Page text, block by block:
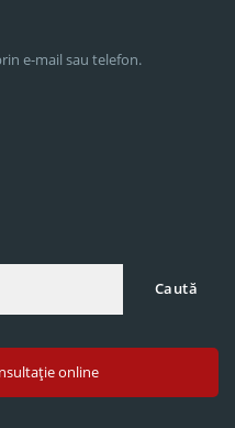
e-mail sau telefon.
Caută
online